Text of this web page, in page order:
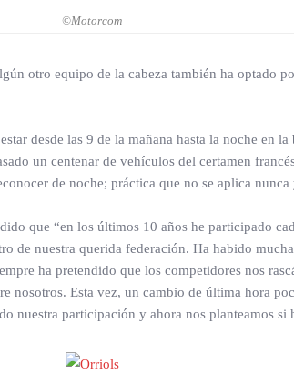
©Motorcom
otro equipo de la cabeza también ha optado
desde las 9 de la mañana hasta la noche en
un centenar de vehículos del certamen
de noche; práctica que no se aplica
que “en los últimos 10 años he participado
de nuestra querida federación. Ha habido
ha pretendido que los competidores nos
nosotros. Esta vez, un cambio de última hora
nuestra participación y ahora nos planteamos si